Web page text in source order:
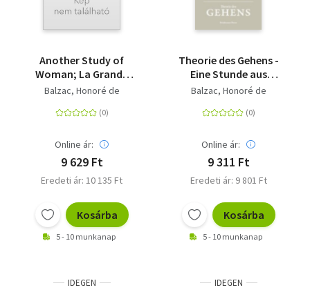
Another Study of
Woman; La Grande
Breteche - in large
Balzac, Honoré de
Online ár:
9 629 Ft
Eredeti ár: 10 135 Ft
Kosárba
5 - 10 munkanap
Theorie des Gehens -
Eine Stunde aus
meinem Leben
Balzac, Honoré de
Online ár:
9 311 Ft
Eredeti ár: 9 801 Ft
Kosárba
5 - 10 munkanap
IDEGEN IDEGEN